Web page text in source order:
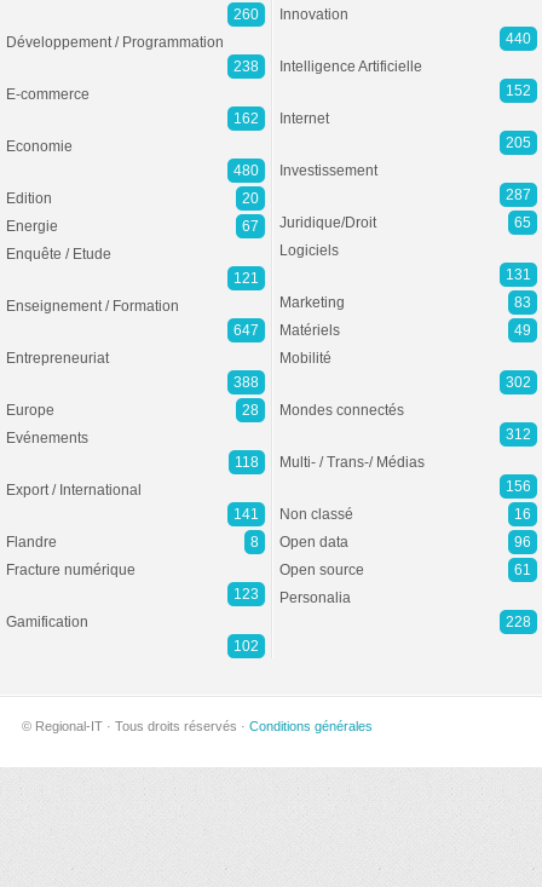
260
Développement / Programmation
238
E-commerce
162
Economie
480
Edition
20
Energie
67
Enquête / Etude
121
Enseignement / Formation
647
Entrepreneuriat
388
Europe
28
Evénements
118
Export / International
141
Flandre
8
Fracture numérique
123
Gamification
102
Innovation
440
Intelligence Artificielle
152
Internet
205
Investissement
287
Juridique/Droit
65
Logiciels
131
Marketing
83
Matériels
49
Mobilité
302
Mondes connectés
312
Multi- / Trans-/ Médias
156
Non classé
16
Open data
96
Open source
61
Personalia
228
© Regional-IT · Tous droits réservés · Conditions générales